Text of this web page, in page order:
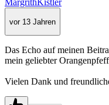
MargrithKistler
vor 13 Jahren
Das Echo auf meinen
mein geliebter
Vielen Dank und